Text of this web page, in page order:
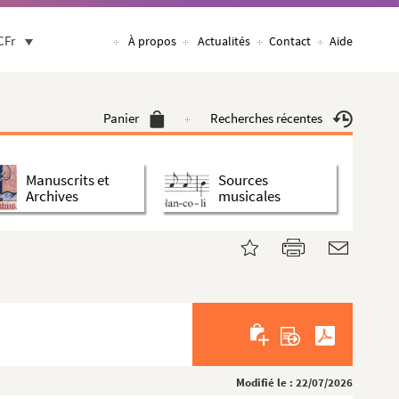
À propos Actualités Contact Aide
Panier Recherches récentes
Manuscrits et
Archives
Sources
musicales
Modifié le : 22/07/2026